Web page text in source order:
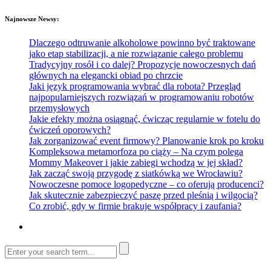
Najnowsze Newsy:
Dlaczego odtruwanie alkoholowe powinno być traktowane
jako etap stabilizacji, a nie rozwiązanie całego problemu
Tradycyjny rosół i co dalej? Propozycje nowoczesnych dań
głównych na elegancki obiad po chrzcie
Jaki język programowania wybrać dla robota? Przegląd
najpopularniejszych rozwiązań w programowaniu robotów
przemysłowych
Jakie efekty można osiągnąć, ćwicząc regularnie w fotelu do
ćwiczeń oporowych?
Jak zorganizować event firmowy? Planowanie krok po kroku
Kompleksowa metamorfoza po ciąży – Na czym polega
Mommy Makeover i jakie zabiegi wchodzą w jej skład?
Jak zacząć swoją przygodę z siatkówką we Wrocławiu?
Nowoczesne pomoce logopedyczne – co oferują producenci?
Jak skutecznie zabezpieczyć paszę przed pleśnią i wilgocią?
Co zrobić, gdy w firmie brakuje współpracy i zaufania?